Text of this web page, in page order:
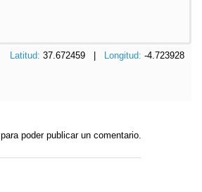
Latitud: 37.672459 | Longitud: -4.723928
para poder publicar un comentario.